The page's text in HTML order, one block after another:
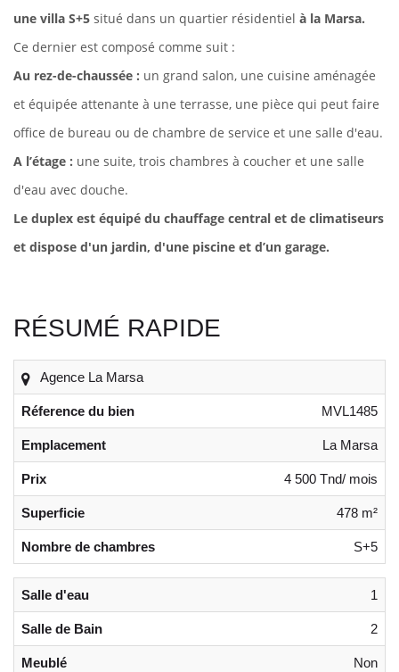
une villa S+5 situé dans un quartier résidentiel à la Marsa.
Ce dernier est composé comme suit :
Au rez-de-chaussée : un grand salon, une cuisine aménagée
et équipée attenante à une terrasse, une pièce qui peut faire
office de bureau ou de chambre de service et une salle d'eau.
A l’étage : une suite, trois chambres à coucher et une salle
d'eau avec douche.
Le duplex est équipé du chauffage central et de climatiseurs
et dispose d'un jardin, d'une piscine et d’un garage.
RÉSUMÉ RAPIDE
Agence La Marsa
Réference du bien MVL1485
Emplacement La Marsa
Prix 4 500 Tnd/ mois
Superficie 478 m²
Nombre de chambres S+5
Salle d'eau 1
Salle de Bain 2
Meublé Non